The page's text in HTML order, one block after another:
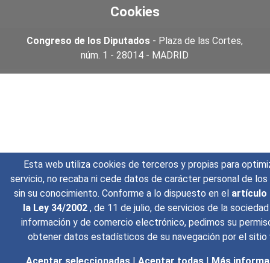
Esta web utiliza cookies de terceros y propias para
servicio, no recaba ni cede datos de carácter personal de los
sin su conocimiento. Conforme a lo dispuesto en el artículo
la Ley 34/2002 , de 11 de julio, de servicios de la
información y de comercio electrónico, pedimos su
obtener datos estadísticos de su navegación por el sitio
Cookies
Congreso de los Diputados - Plaza de las Cortes,
núm. 1 - 28014 - MADRID